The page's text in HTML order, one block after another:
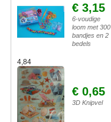
€ 3,15
6-voudige
loom met 300
bandjes en 2
bedels
4,84
€ 0,65
3D Knipvel